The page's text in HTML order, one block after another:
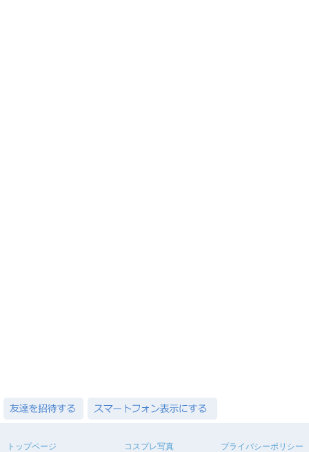
トップページ
コスプレ写真
プライバシーポリシー